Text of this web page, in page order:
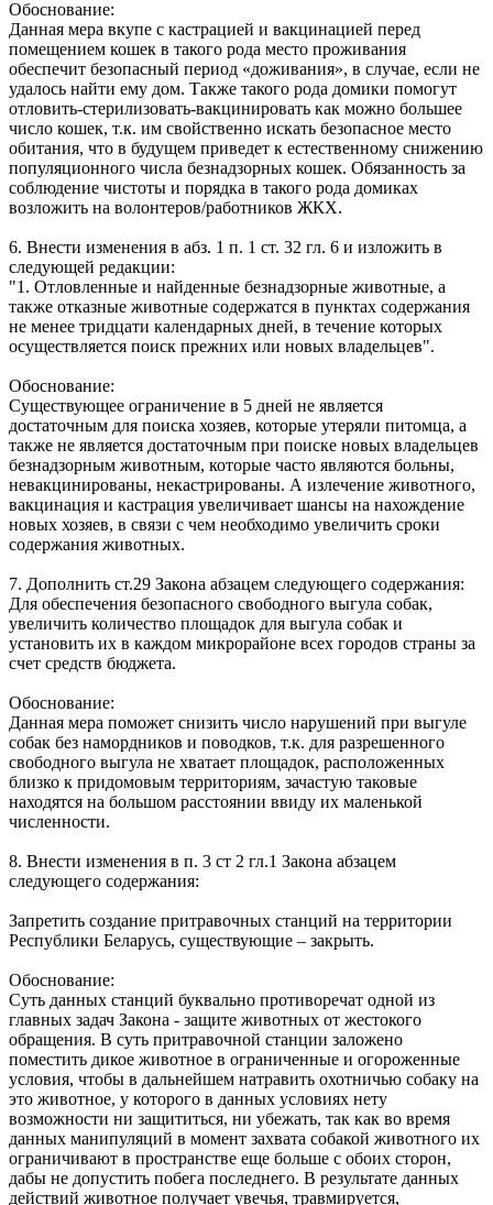
Обоснование:
Данная мера вкупе с кастрацией и вакцинацией перед
помещением кошек в такого рода место проживания
обеспечит безопасный период «доживания», в случае, если не
удалось найти ему дом. Также такого рода домики помогут
отловить-стерилизовать-вакцинировать как можно большее
число кошек, т.к. им свойственно искать безопасное место
обитания, что в будущем приведет к естественному снижению
популяционного числа безнадзорных кошек. Обязанность за
соблюдение чистоты и порядка в такого рода домиках
возложить на волонтеров/работников ЖКХ.
6. Внести изменения в абз. 1 п. 1 ст. 32 гл. 6 и изложить в
следующей редакции:
"1. Отловленные и найденные безнадзорные животные, а
также отказные животные содержатся в пунктах содержания
не менее тридцати календарных дней, в течение которых
осуществляется поиск прежних или новых владельцев".
Обоснование:
Существующее ограничение в 5 дней не является
достаточным для поиска хозяев, которые утеряли питомца, а
также не является достаточным при поиске новых владельцев
безнадзорным животным, которые часто являются больны,
невакцинированы, некастрированы. А излечение животного,
вакцинация и кастрация увеличивает шансы на нахождение
новых хозяев, в связи с чем необходимо увеличить сроки
содержания животных.
7. Дополнить ст.29 Закона абзацем следующего содержания:
Для обеспечения безопасного свободного выгула собак,
увеличить количество площадок для выгула собак и
установить их в каждом микрорайоне всех городов страны за
счет средств бюджета.
Обоснование:
Данная мера поможет снизить число нарушений при выгуле
собак без намордников и поводков, т.к. для разрешенного
свободного выгула не хватает площадок, расположенных
близко к придомовым территориям, зачастую таковые
находятся на большом расстоянии ввиду их маленькой
численности.
8. Внести изменения в п. 3 ст 2 гл.1 Закона абзацем
следующего содержания:
Запретить создание притравочных станций на территории
Республики Беларусь, существующие – закрыть.
Обоснование:
Суть данных станций буквально противоречат одной из
главных задач Закона - защите животных от жестокого
обращения. В суть притравочной станции заложено
поместить дикое животное в ограниченные и огороженные
условия, чтобы в дальнейшем натравить охотничью собаку на
это животное, у которого в данных условиях нету
возможности ни защититься, ни убежать, так как во время
данных манипуляций в момент захвата собакой животного их
ограничивают в пространстве еще больше с обоих сторон,
дабы не допустить побега последнего. В результате данных
действий животное получает увечья, травмируется,